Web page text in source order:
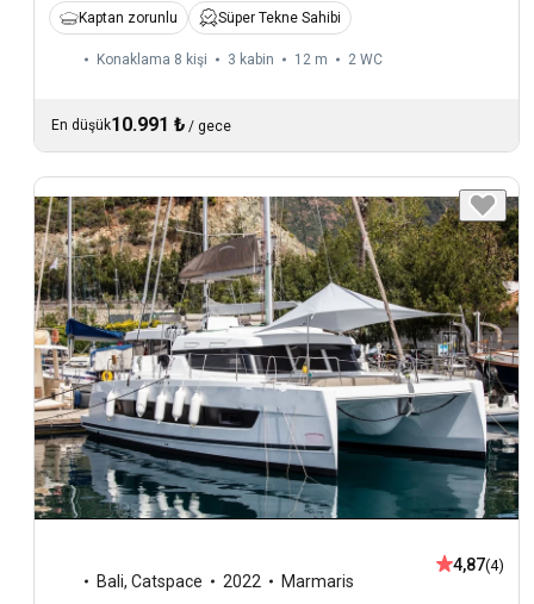
Kaptan zorunlu Süper Tekne Sahibi
Konaklama 8 kişi 3 kabin 12 m 2 WC
En düşük10.991 ₺ / gece
Bali, Catspace 2022 Marmaris
4,87(4)